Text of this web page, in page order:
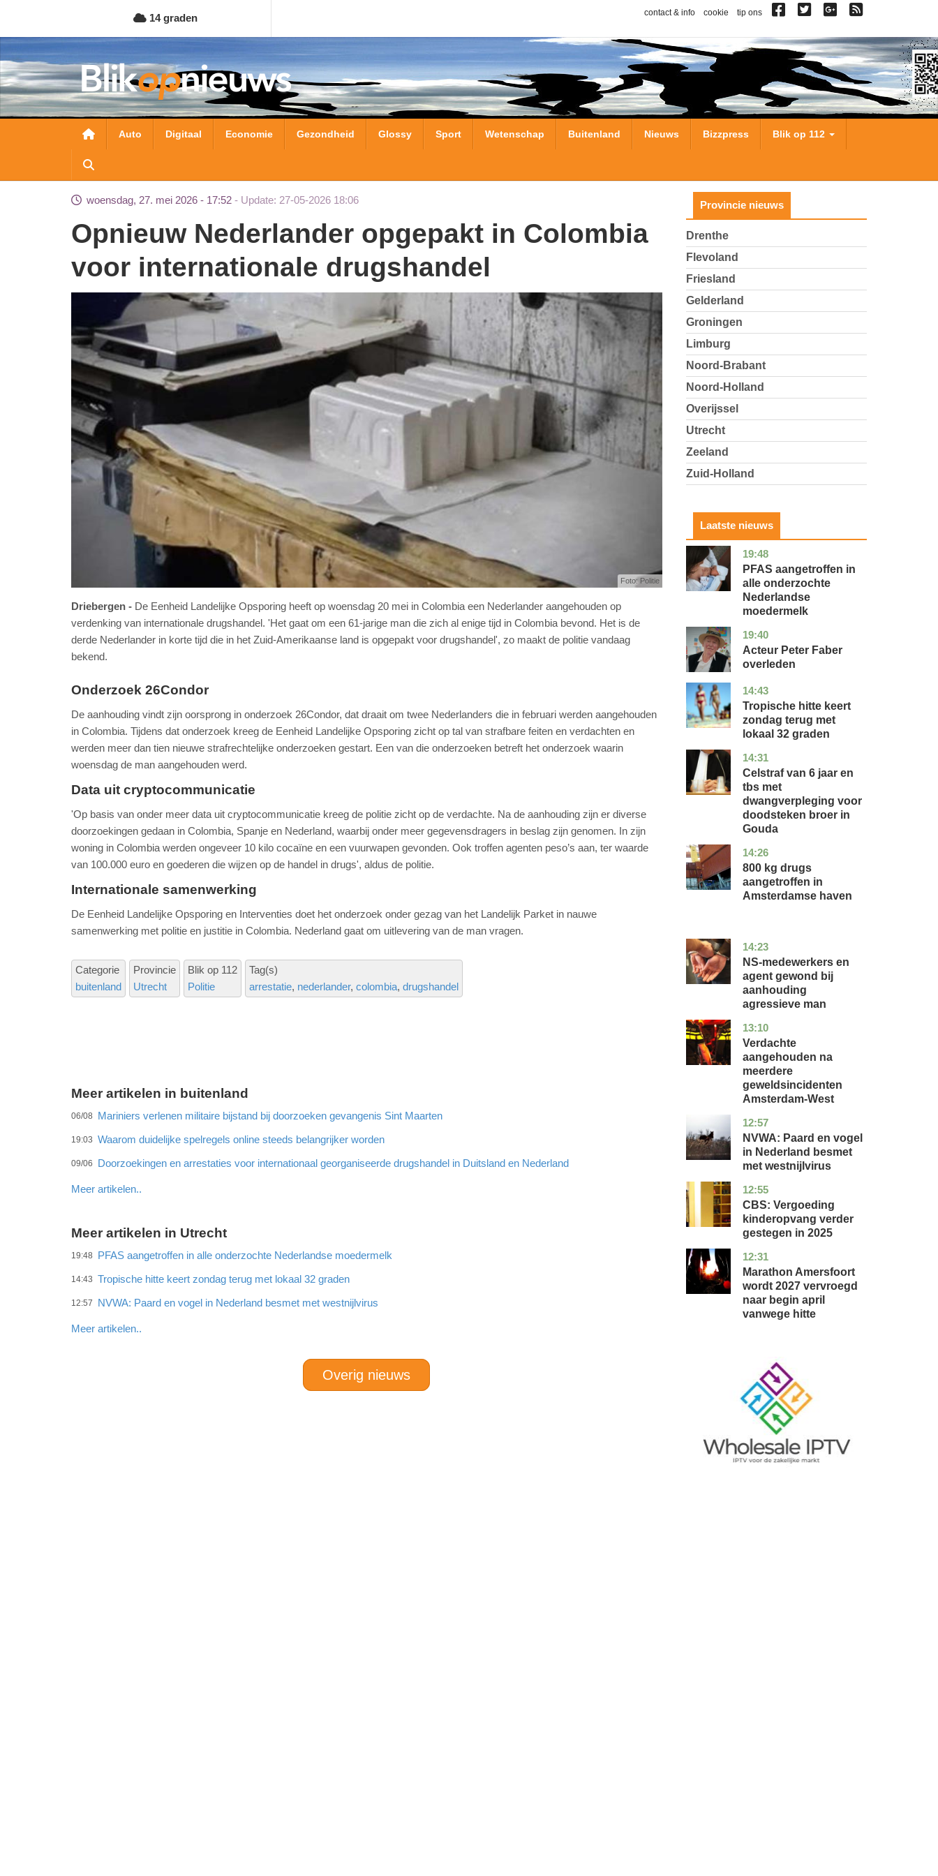
naar
de
inhoud
gaan
14 graden contact & info cookie tip ons
Hoofdnavigatie
Auto Digitaal Economie Gezondheid Glossy Sport Wetenschap Buitenland Nieuws Bizzpress Blik op 112
woensdag, 27. mei 2026 - 17:52 Update: 27-05-2026 18:06
Opnieuw Nederlander opgepakt in Colombia
voor internationale drugshandel
Foto: Politie
Driebergen
De Eenheid Landelijke Opsporing heeft op woensdag 20 mei in Colombia een Nederlander aangehouden op
verdenking van internationale drugshandel. 'Het gaat om een 61-jarige man die zich al enige tijd in Colombia bevond. Het is de
derde Nederlander in korte tijd die in het Zuid-Amerikaanse land is opgepakt voor drugshandel', zo maakt de politie vandaag
bekend.
Onderzoek 26Condor
De aanhouding vindt zijn oorsprong in onderzoek 26Condor, dat draait om twee Nederlanders die in februari werden aangehouden
in Colombia. Tijdens dat onderzoek kreeg de Eenheid Landelijke Opsporing zicht op tal van strafbare feiten en verdachten en
werden meer dan tien nieuwe strafrechtelijke onderzoeken gestart. Een van die onderzoeken betreft het onderzoek waarin
woensdag de man aangehouden werd.
Data uit cryptocommunicatie
'Op basis van onder meer data uit cryptocommunicatie kreeg de politie zicht op de verdachte. Na de aanhouding zijn er diverse
doorzoekingen gedaan in Colombia, Spanje en Nederland, waarbij onder meer gegevensdragers in beslag zijn genomen. In zijn
woning in Colombia werden ongeveer 10 kilo cocaïne en een vuurwapen gevonden. Ook troffen agenten peso’s aan, ter waarde
van 100.000 euro en goederen die wijzen op de handel in drugs', aldus de politie.
Internationale samenwerking
De Eenheid Landelijke Opsporing en Interventies doet het onderzoek onder gezag van het Landelijk Parket in nauwe
samenwerking met politie en justitie in Colombia. Nederland gaat om uitlevering van de man vragen.
Categorie
buitenland
Provincie
Utrecht
Blik op 112
Politie
Tag(s)
arrestatie nederlander colombia drugshandel
Meer artikelen in buitenland
06/08 Mariniers verlenen militaire bijstand bij doorzoeken gevangenis Sint Maarten
19:03 Waarom duidelijke spelregels online steeds belangrijker worden
09/06 Doorzoekingen en arrestaties voor internationaal georganiseerde drugshandel in Duitsland en Nederland
Meer artikelen..
Meer artikelen in Utrecht
19:48 PFAS aangetroffen in alle onderzochte Nederlandse moedermelk
14:43 Tropische hitte keert zondag terug met lokaal 32 graden
12:57 NVWA: Paard en vogel in Nederland besmet met westnijlvirus
Meer artikelen..
Overig nieuws
Provincie nieuws
Drenthe
Flevoland
Friesland
Gelderland
Groningen
Limburg
Noord-Brabant
Noord-Holland
Overijssel
Utrecht
Zeeland
Zuid-Holland
Laatste nieuws
19:48
utrecht
gezondheid
PFAS aangetroffen in
alle onderzochte
Nederlandse
moedermelk
19:40
noord-
holland
glossy
Acteur Peter Faber
overleden
14:43
utrecht
nieuws
Tropische hitte keert
zondag terug met
lokaal 32 graden
14:31
zuid-
holland
nieuws
Celstraf van 6 jaar en
tbs met
dwangverpleging voor
doodsteken broer in
Gouda
14:26
noord-
holland
nieuws
800 kg drugs
aangetroffen in
Amsterdamse haven
14:23
flevoland
nieuws
NS-medewerkers en
agent gewond bij
aanhouding
agressieve man
13:10
noord-
holland
nieuws
Verdachte
aangehouden na
meerdere
geweldsincidenten
Amsterdam-West
12:57
utrecht
nieuws
NVWA: Paard en vogel
in Nederland besmet
met westnijlvirus
12:55
zuid-
holland
economie
CBS: Vergoeding
kinderopvang verder
gestegen in 2025
12:31
utrecht
nieuws
Marathon Amersfoort
wordt 2027 vervroegd
naar begin april
vanwege hitte